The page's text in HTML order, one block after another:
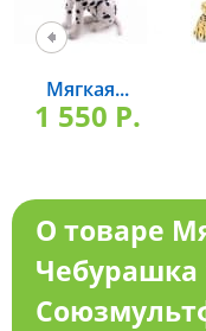
Мягкая...
1 550 P.
О товаре
Чебурашка